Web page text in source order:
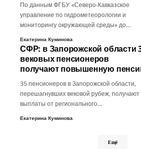
По данным ФГБУ «Северо-Кавказское
управление по гидрометеорологии и
мониторингу окружающей среды» до…
Екатерина Куминова
СФР: в Запорожской области
вековых пенсионеров
получают повышенную
35 пенсионеров в Запорожской области,
перешагнувших вековой рубеж, получают
выплаты от регионального…
Екатерина Куминова
Ещё